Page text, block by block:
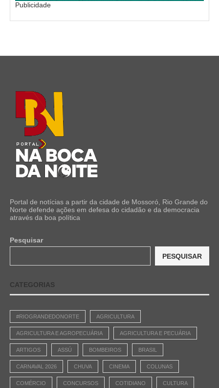
Publicidade
Portal de notícias a partir da cidade de Mossoró, Rio Grande do
Norte defende ações em defesa do cidadão e da democracia
através da boa política
Pesquisar
PESQUISAR
CATEGORIAS
#RIOGRANDEDONORTE AGRICULTURA
AGRICULTURA E AGROPECUÁRIA AGRICULTURA E PECUÁRIA
ARTIGOS ASSÚ BOMBEIROS BRASIL
CARNAVAL 2026 CHUVA CINEMA COLUNAS
COMÉRCIO CONCURSOS COTIDIANO CULTURA